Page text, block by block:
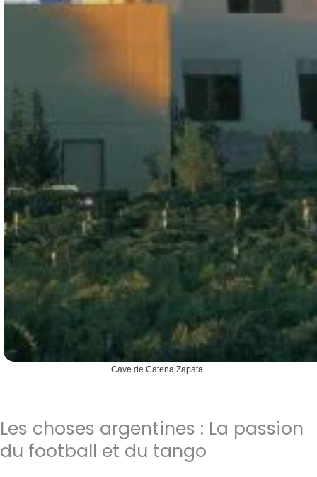
Cave de Catena Zapata
Les choses argentines : La passion
du football et du tango